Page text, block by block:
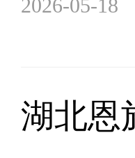
2026-05-18
湖北恩